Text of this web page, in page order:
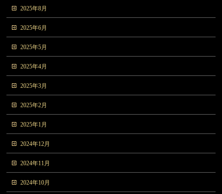
2025年8月
2025年6月
2025年5月
2025年4月
2025年3月
2025年2月
2025年1月
2024年12月
2024年11月
2024年10月